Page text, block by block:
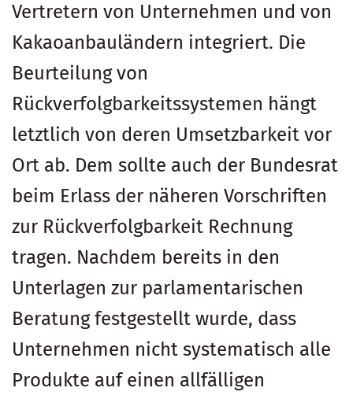
Vertretern von Unternehmen und von
Kakaoanbauländern integriert. Die
Beurteilung von
Rückverfolgbarkeitssystemen hängt
letztlich von deren Umsetzbarkeit vor
Ort ab. Dem sollte auch der Bundesrat
beim Erlass der näheren Vorschriften
zur Rückverfolgbarkeit Rechnung
tragen. Nachdem bereits in den
Unterlagen zur parlamentarischen
Beratung festgestellt wurde, dass
Unternehmen nicht systematisch alle
Produkte auf einen allfälligen